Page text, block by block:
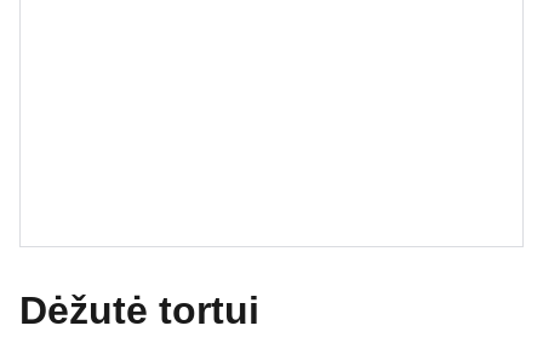
Dėžutė tortui